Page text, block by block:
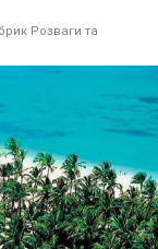
Розваги та